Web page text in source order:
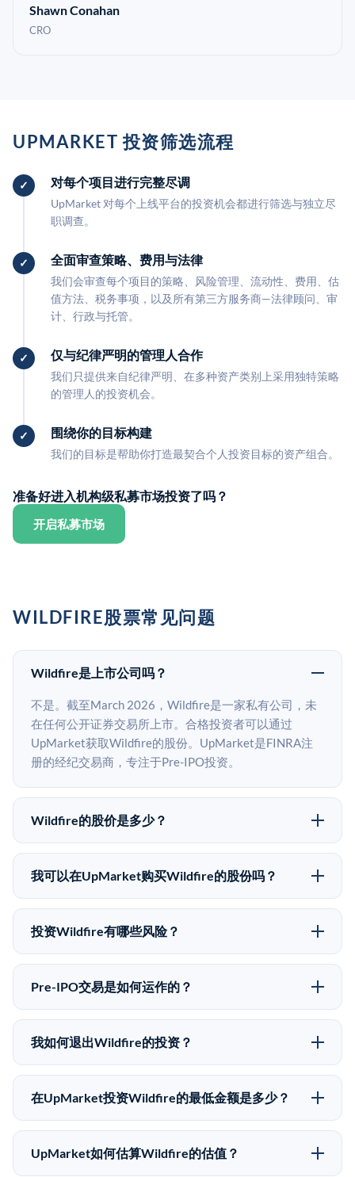
Shawn Conahan
CRO
UPMARKET 投资筛选流程
对每个项目进行完整尽调
UpMarket 对每个上线平台的投资机会都进行筛选与独立尽
职调查。
全面审查策略、费用与法律
我们会审查每个项目的策略、风险管理、流动性、费用、估
值方法、税务事项，以及所有第三方服务商—法律顾问、审
计、行政与托管。
仅与纪律严明的管理人合作
我们只提供来自纪律严明、在多种资产类别上采用独特策略
的管理人的投资机会。
围绕你的目标构建
我们的目标是帮助你打造最契合个人投资目标的资产组合。
准备好进入机构级私募市场投资了吗？
开启私募市场
WILDFIRE股票常见问题
Wildfire是上市公司吗？
不是。截至March 2026，Wildfire是一家私有公司，未
在任何公开证券交易所上市。合格投资者可以通过
UpMarket获取Wildfire的股份。UpMarket是FINRA注
册的经纪交易商，专注于Pre-IPO投资。
Wildfire的股价是多少？
Wildfire没有公开股价，因为它是一家私有公司。最近的
已知股价来自其最近一轮融资。 二级市场上的Pre-IPO
不同。
我可以在UpMarket购买Wildfire的股份吗？
可以。合格投资者可以通过填写本页表单或在
upmarket.co创建账户来表达对Wildfire股份的投资意
50,000美元。UpMarket是FINRA注册的经纪交易商，
自2019年以来已经纪超过5亿美元的另类投资。
投资Wildfire有哪些风险？
Pre-IPO投资存在重大风险。Wildfire的股份流动性低，
意味着没有公开市场可以快速出售。不存在确定的退出
好可能全部损失的准备。私有公司的估值在融资轮次之
间可能大幅波动。投资者应在投资前咨询其财务顾问并
Pre-IPO交易是如何运作的？
在Pre-IPO交易中，合格投资者通过二级市场平台从现有
股东（如员工、早期投资者或其他持有人）处购买股
为FINRA注册的经纪交易商促成这些交易，代表双方处
理合规、文件和结算事宜。
我如何退出Wildfire的投资？
Pre-IPO持股主要有两种退出途径：在二级市场将股份出
售给其他买家，或持有直到公司完成IPO或被收购。两
市场条件。任何退出的时间都是不可预测的，投资者应
做好多年持有的准备。
在UpMarket投资Wildfire的最低金额是多少？
UpMarket上大多数Pre-IPO产品的最低投资金额为
50,000美元。具体金额可能因产品和股份供应情况而有
UpMarket如何估算Wildfire的估值？